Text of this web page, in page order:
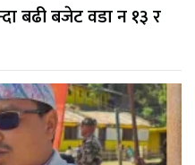
बढी बजेट वडा न १३ र